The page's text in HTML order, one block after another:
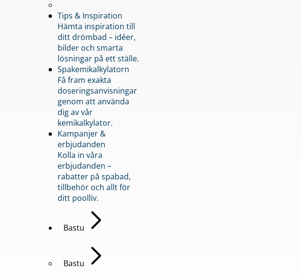
Tips & Inspiration
Hämta inspiration till
ditt drömbad – idéer,
bilder och smarta
lösningar på ett ställe.
Spakemikalkylatorn
Få fram exakta
doseringsanvisningar
genom att använda
dig av vår
kemikalkylator.
Kampanjer &
erbjudanden
Kolla in våra
erbjudanden –
rabatter på spabad,
tillbehör och allt för
ditt poolliv.
Bastu
Bastu